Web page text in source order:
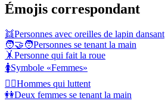
Émojis correspondant
👯Personnes avec oreilles de lapin dansant
🧑‍🤝‍🧑Personnes se tenant la main
🤸Personne qui fait la roue
🚺Symbole «Femmes»
🤼‍♂️Hommes qui luttent
👭Deux femmes se tenant la main